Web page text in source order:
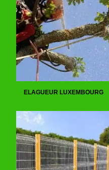
ELAGUEUR LUXEMBOURG